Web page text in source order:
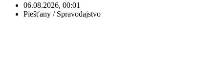
06.08.2026, 00:01
Piešťany / Spravodajstvo